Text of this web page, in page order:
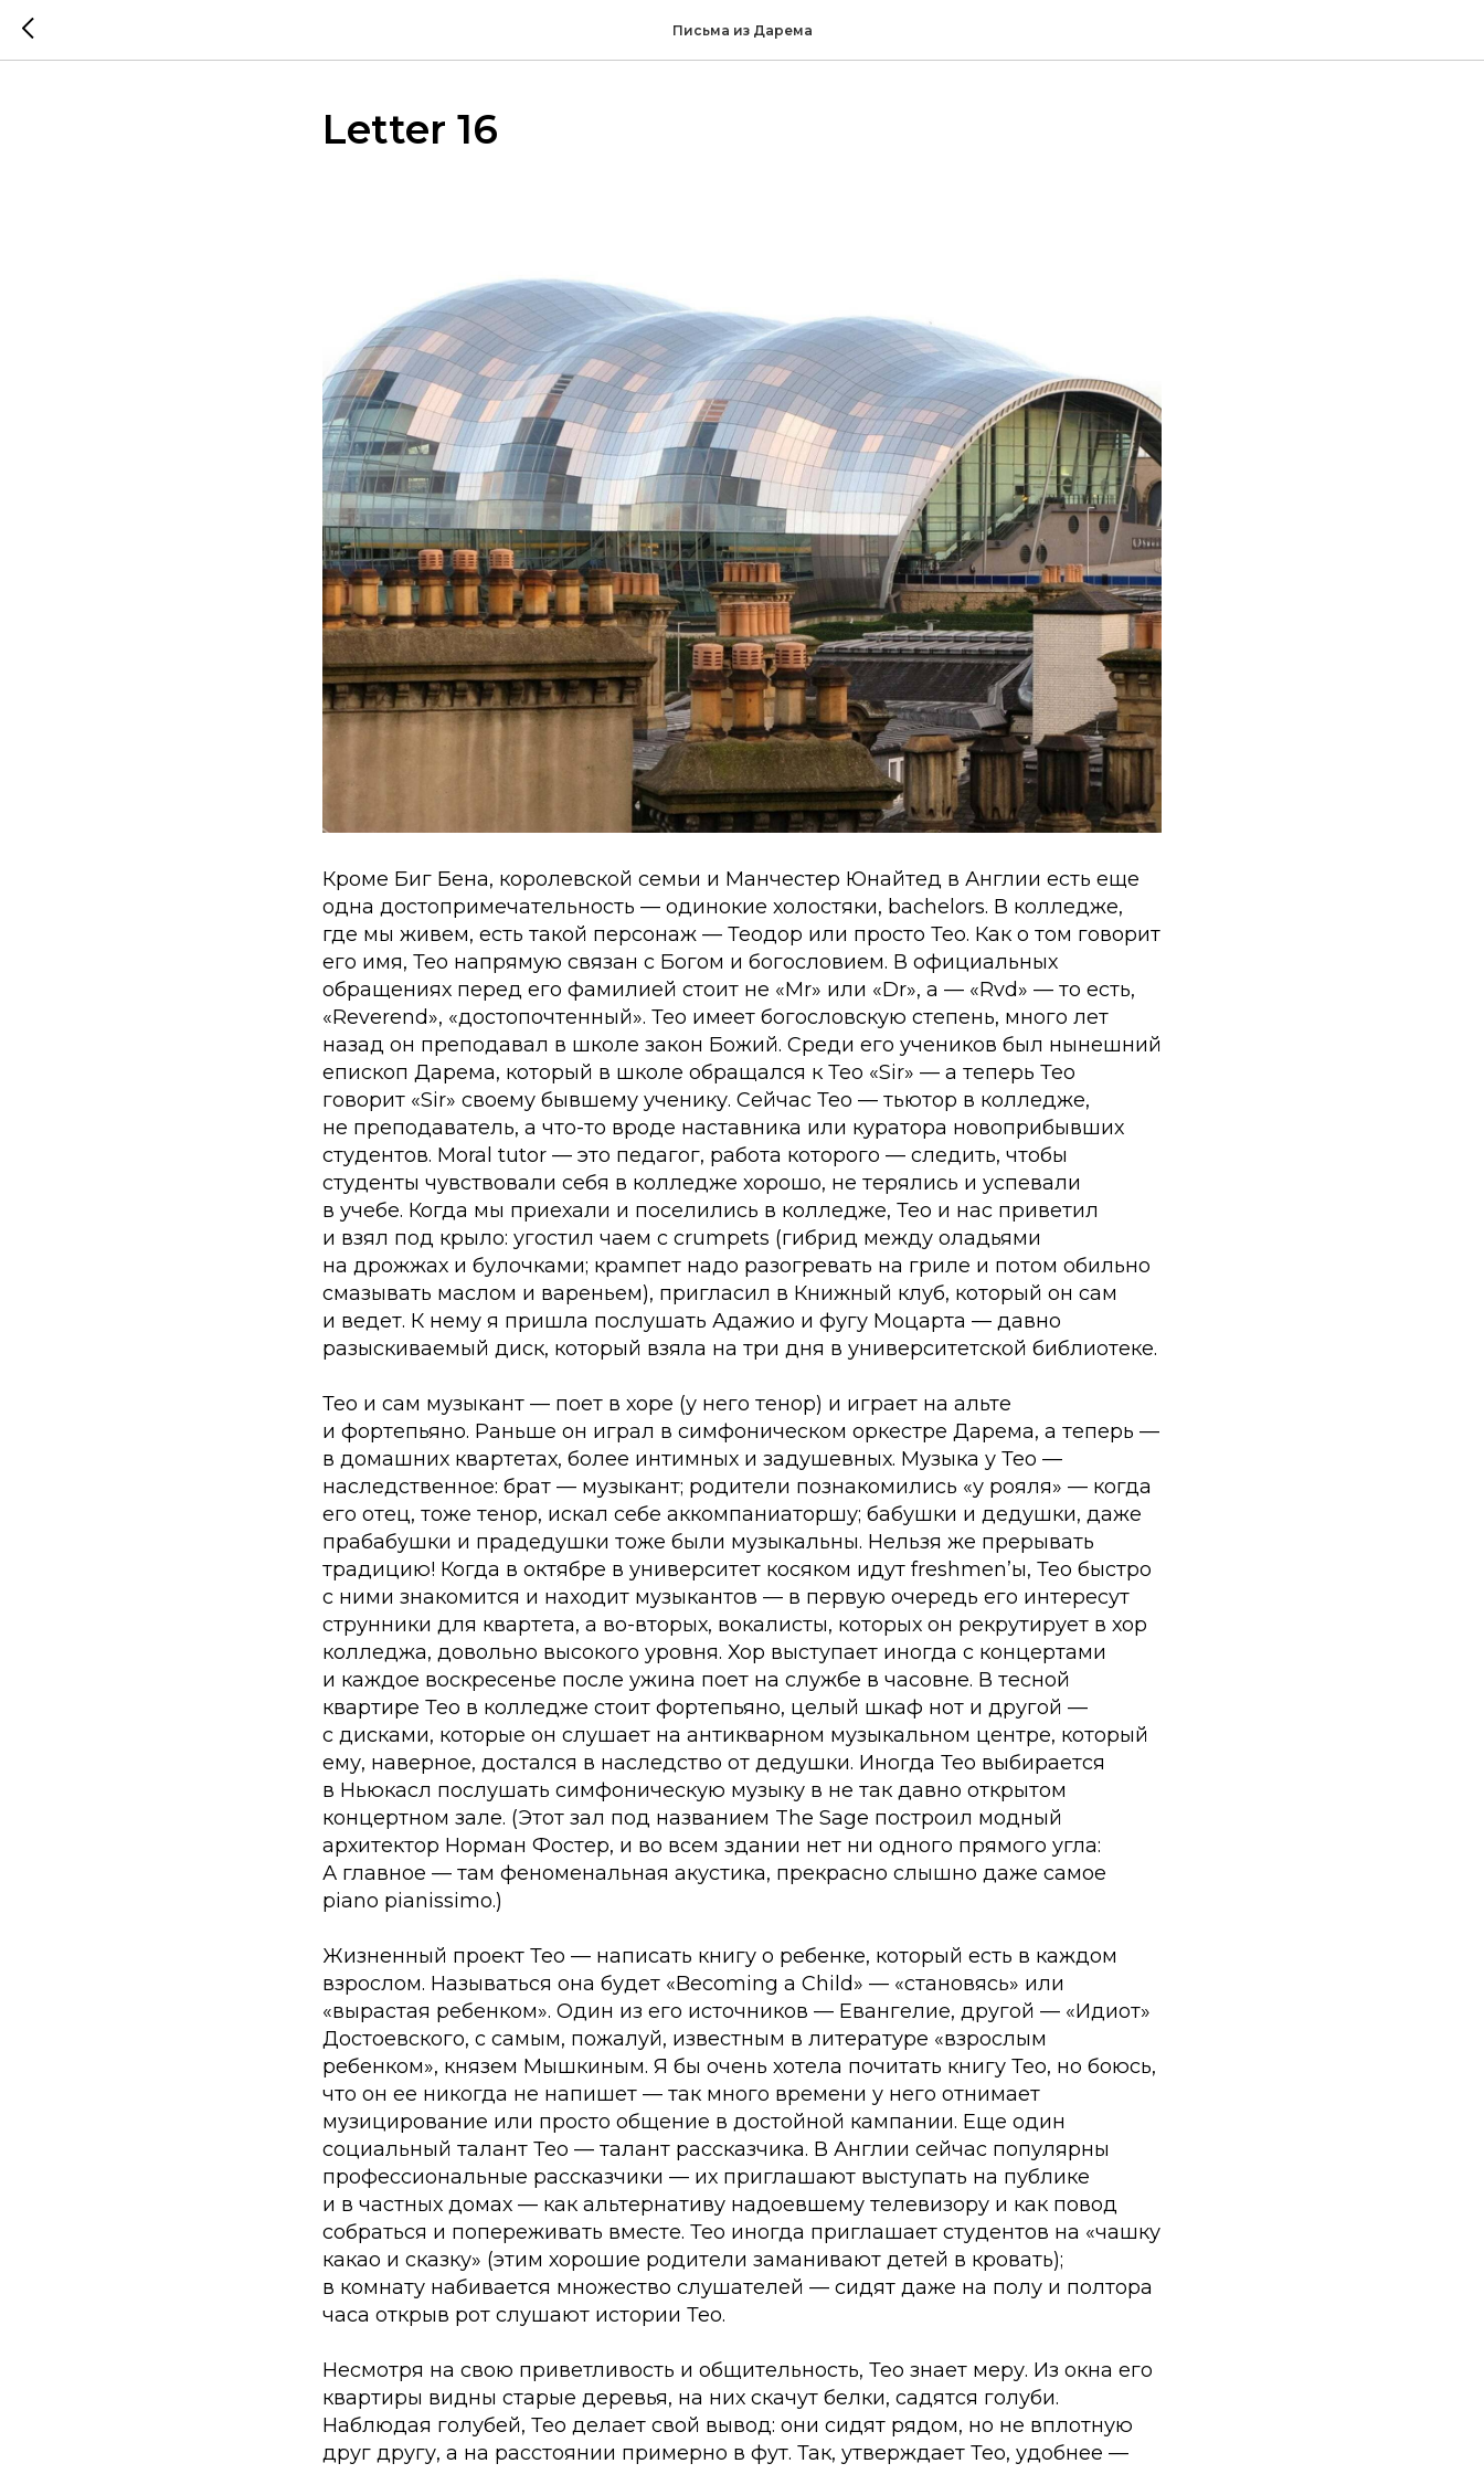
Письма из Дарема
Letter 16
Кроме Биг Бена, королевской семьи и Манчестер Юнайтед в Англии есть еще
одна достопримечательность — одинокие холостяки, bachelors. В колледже,
где мы живем, есть такой персонаж — Теодор или просто Тео. Как о том говорит
его имя, Тео напрямую связан с Богом и богословием. В официальных
обращениях перед его фамилией стоит не «Mr» или «Dr», а — «Rvd» — то есть,
«Reverend», «достопочтенный». Тео имеет богословскую степень, много лет
назад он преподавал в школе закон Божий. Среди его учеников был нынешний
епископ Дарема, который в школе обращался к Тео «Sir» — а теперь Тео
говорит «Sir» своему бывшему ученику. Сейчас Тео — тьютор в колледже,
не преподаватель, а что-то вроде наставника или куратора новоприбывших
студентов. Moral tutor — это педагог, работа которого — следить, чтобы
студенты чувствовали себя в колледже хорошо, не терялись и успевали
в учебе. Когда мы приехали и поселились в колледже, Тео и нас приветил
и взял под крыло: угостил чаем с crumpets (гибрид между оладьями
на дрожжах и булочками; крампет надо разогревать на гриле и потом обильно
смазывать маслом и вареньем), пригласил в Книжный клуб, который он сам
и ведет. К нему я пришла послушать Адажио и фугу Моцарта — давно
разыскиваемый диск, который взяла на три дня в университетской библиотеке.
Тео и сам музыкант — поет в хоре (у него тенор) и играет на альте
и фортепьяно. Раньше он играл в симфоническом оркестре Дарема, а теперь —
в домашних квартетах, более интимных и задушевных. Музыка у Тео —
наследственное: брат — музыкант; родители познакомились «у рояля» — когда
его отец, тоже тенор, искал себе аккомпаниаторшу; бабушки и дедушки, даже
прабабушки и прадедушки тоже были музыкальны. Нельзя же прерывать
традицию! Когда в октябре в университет косяком идут freshmen’ы, Тео быстро
с ними знакомится и находит музыкантов — в первую очередь его интересут
струнники для квартета, а во-вторых, вокалисты, которых он рекрутирует в хор
колледжа, довольно высокого уровня. Хор выступает иногда с концертами
и каждое воскресенье после ужина поет на службе в часовне. В тесной
квартире Тео в колледже стоит фортепьяно, целый шкаф нот и другой —
с дисками, которые он слушает на антикварном музыкальном центре, который
ему, наверное, достался в наследство от дедушки. Иногда Тео выбирается
в Ньюкасл послушать симфоническую музыку в не так давно открытом
концертном зале. (Этот зал под названием The Sage построил модный
архитектор Норман Фостер, и во всем здании нет ни одного прямого угла:
А главное — там феноменальная акустика, прекрасно слышно даже самое
piano pianissimo.)
Жизненный проект Тео — написать книгу о ребенке, который есть в каждом
взрослом. Называться она будет «Becoming a Child» — «становясь» или
«вырастая ребенком». Один из его источников — Евангелие, другой — «Идиот»
Достоевского, с самым, пожалуй, известным в литературе «взрослым
ребенком», князем Мышкиным. Я бы очень хотела почитать книгу Тео, но боюсь,
что он ее никогда не напишет — так много времени у него отнимает
музицирование или просто общение в достойной кампании. Еще один
социальный талант Тео — талант рассказчика. В Англии сейчас популярны
профессиональные рассказчики — их приглашают выступать на публике
и в частных домах — как альтернативу надоевшему телевизору и как повод
собраться и попереживать вместе. Тео иногда приглашает студентов на «чашку
какао и сказку» (этим хорошие родители заманивают детей в кровать);
в комнату набивается множество слушателей — сидят даже на полу и полтора
часа открыв рот слушают истории Тео.
Несмотря на свою приветливость и общительность, Тео знает меру. Из окна его
квартиры видны старые деревья, на них скачут белки, садятся голуби.
Наблюдая голубей, Тео делает свой вывод: они сидят рядом, но не вплотную
друг другу, а на расстоянии примерно в фут. Так, утверждает Тео, удобнее —